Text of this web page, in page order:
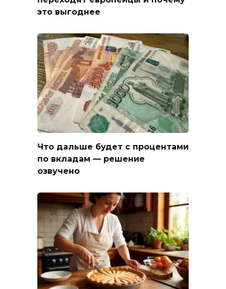
это выгоднее
Что дальше будет с процентами
по вкладам — решение
озвучено